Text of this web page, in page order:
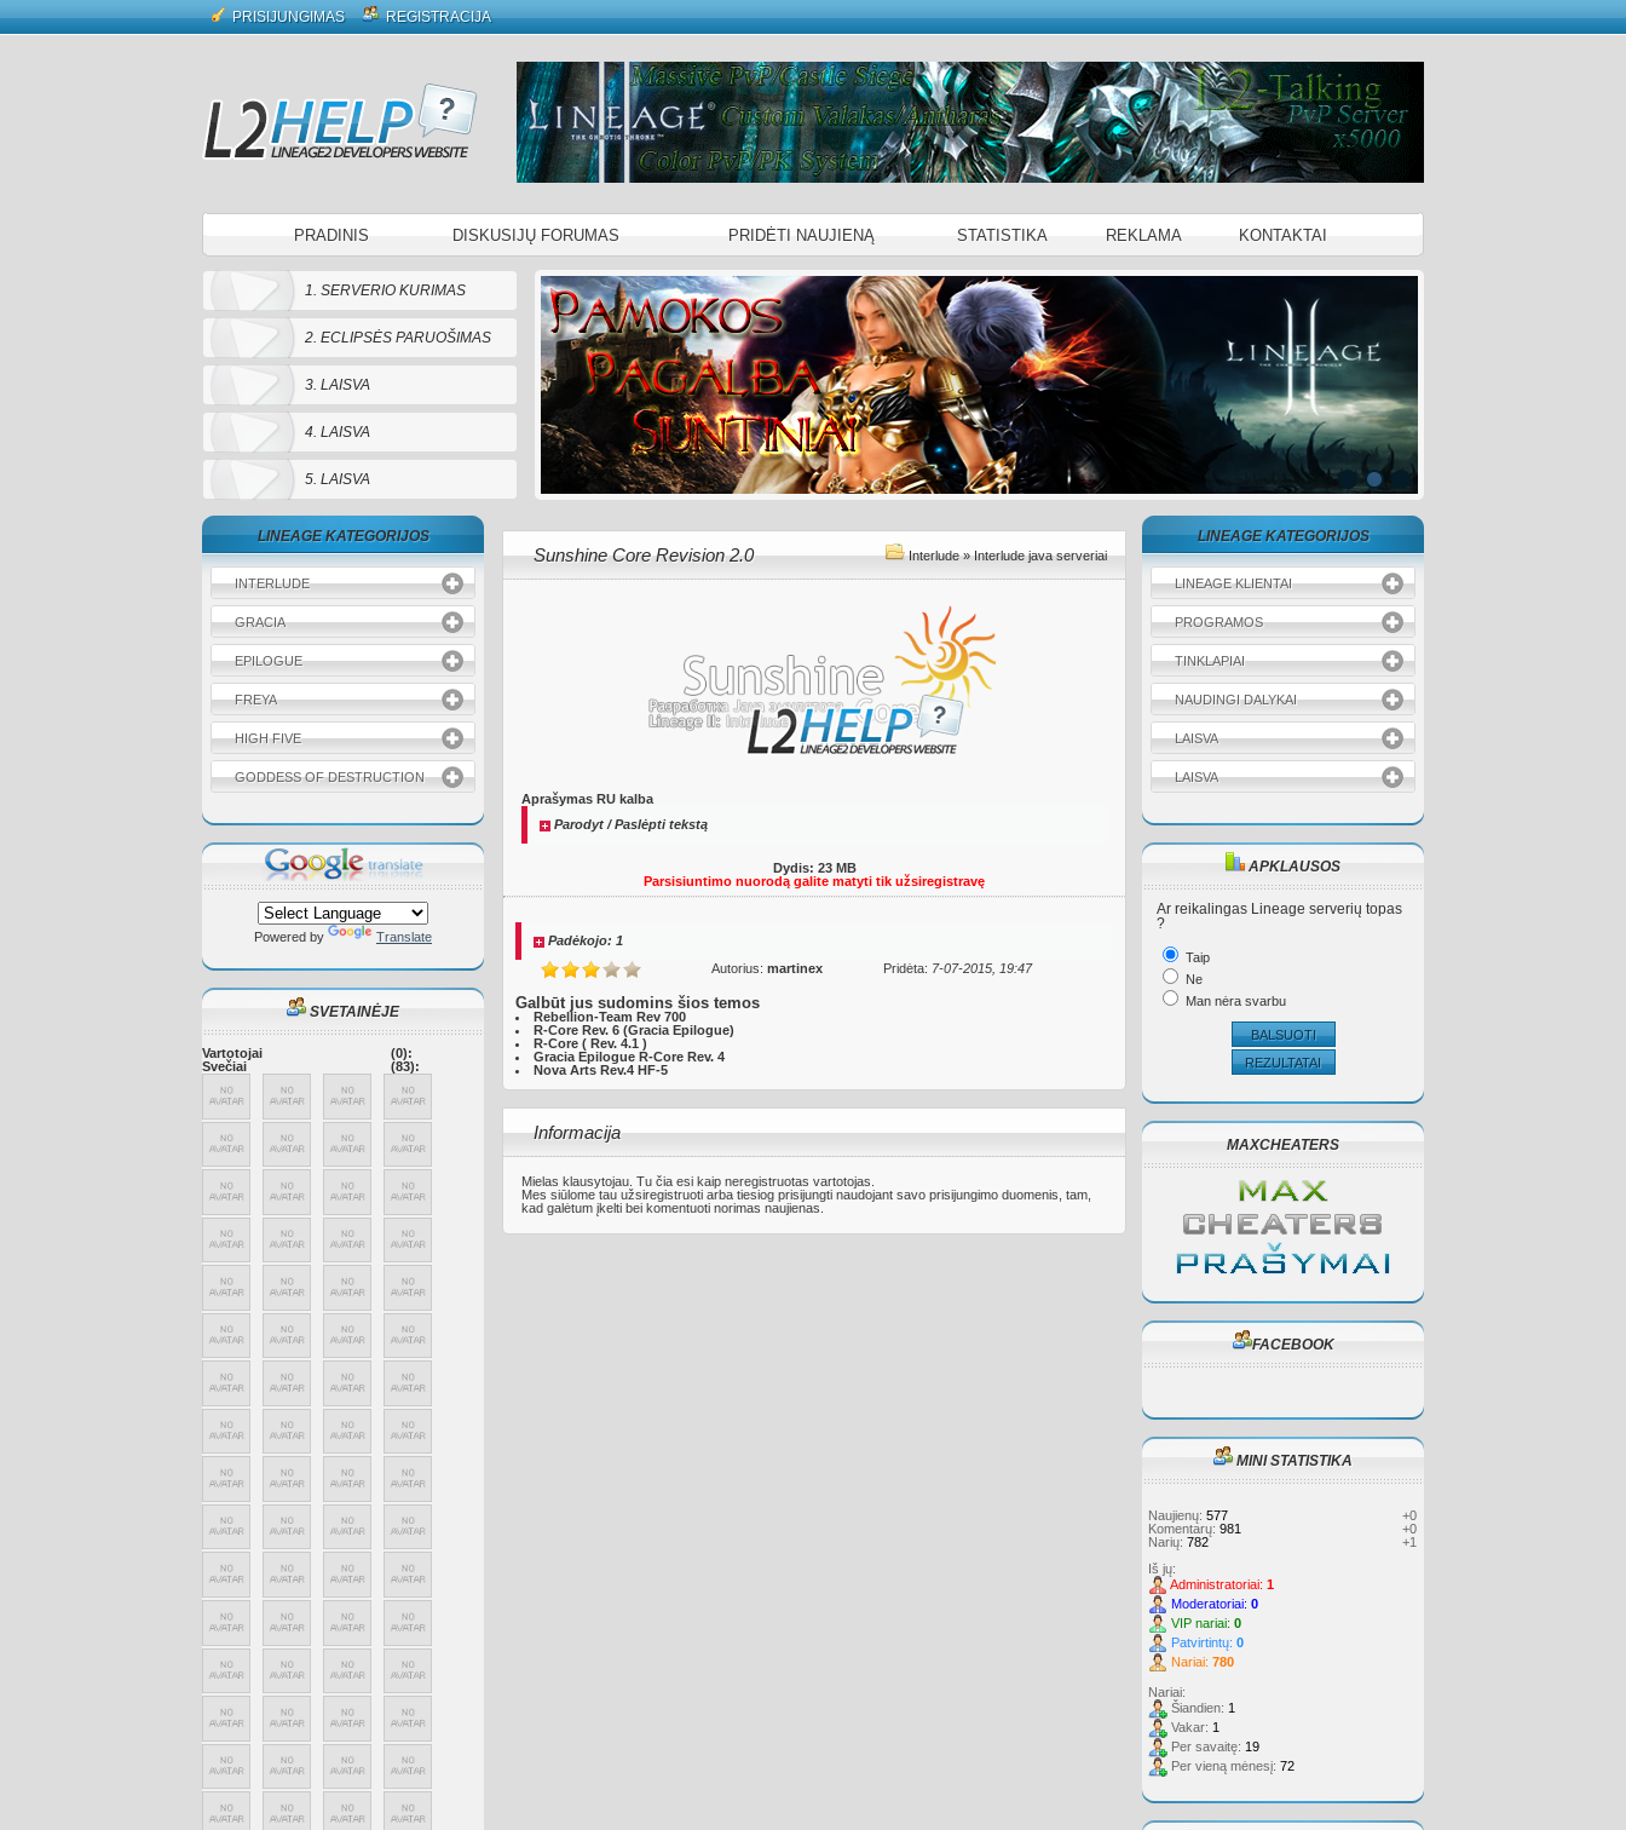
PRISIJUNGIMAS REGISTRACIJA
PRADINIS DISKUSIJŲ FORUMAS PRIDĖTI NAUJIENĄ STATISTIKA REKLAMA KONTAKTAI
1. SERVERIO KURIMAS
2. ECLIPSĖS PARUOŠIMAS
3. LAISVA
4. LAISVA
5. LAISVA
LINEAGE KATEGORIJOS
INTERLUDE
GRACIA
EPILOGUE
FREYA
HIGH FIVE
GODDESS OF DESTRUCTION
Powered by Translate
SVETAINĖJE
Vartotojai
(0):
Svečiai
(83):
Sunshine Core Revision 2.0 Interlude»Interlude java serveriai
Aprašymas RU kalba
Parodyt / Paslėpti tekstą
Dydis: 23 MB
Parsisiuntimo nuorodą galite matyti tik užsiregistravę
Padėkojo: 1
Autorius: martinex Pridėta: 7-07-2015, 19:47
Galbūt jus sudomins šios temos
Rebellion-Team Rev 700
R-Core Rev. 6 (Gracia Epilogue)
R-Core ( Rev. 4.1 )
Gracia Epilogue R-Core Rev. 4
Nova Arts Rev.4 HF-5
Informacija
Mielas klausytojau. Tu čia esi kaip neregistruotas vartotojas.
Mes siūlome tau užsiregistruoti arba tiesiog prisijungti naudojant savo prisijungimo duomenis, tam,
kad galėtum įkelti bei komentuoti norimas naujienas.
LINEAGE KATEGORIJOS
LINEAGE KLIENTAI
PROGRAMOS
TINKLAPIAI
NAUDINGI DALYKAI
LAISVA
LAISVA
APKLAUSOS
Ar reikalingas Lineage serverių topas
?
Taip
Ne
Man nėra svarbu
BALSUOTI
REZULTATAI
MAXCHEATERS
FACEBOOK
MINI STATISTIKA
+0
Naujienų: 577
+0
Komentarų: 981
+1
Narių: 782
Iš jų:
Administratoriai: 1
Moderatoriai: 0
VIP nariai: 0
Patvirtintų: 0
Nariai: 780
Nariai:
Šiandien: 1
Vakar: 1
Per savaitę: 19
Per vieną mėnesį: 72